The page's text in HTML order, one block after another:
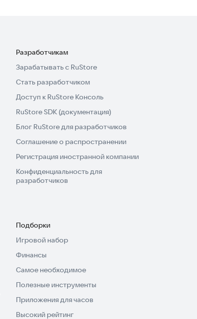
Разработчикам
Зарабатывать с RuStore
Стать разработчиком
Доступ к RuStore Консоль
RuStore SDK (документация)
Блог RuStore для разработчиков
Соглашение о распространении
Регистрация иностранной компании
Конфиденциальность для
разработчиков
Подборки
Игровой набор
Финансы
Самое необходимое
Полезные инструменты
Приложения для часов
Высокий рейтинг